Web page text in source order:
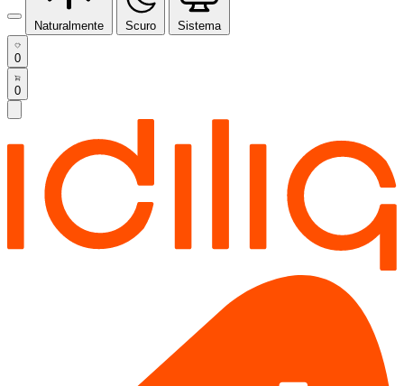
Naturalmente Scuro Sistema
0
0